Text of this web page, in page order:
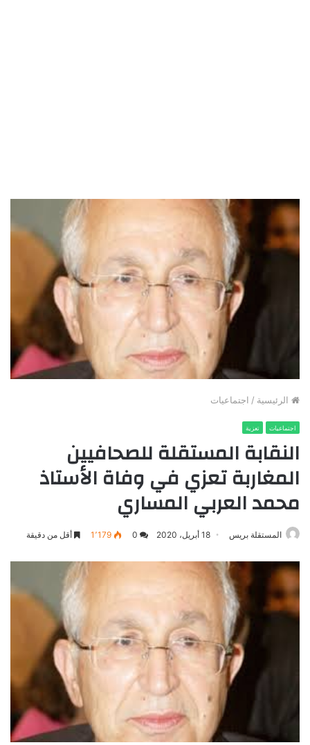
الرئيسية / اجتماعيات
اجتماعيات تعزية
النقابة المستقلة للصحافيين
المغاربة تعزي في وفاة الأستاذ
محمد العربي المساري
المستقلة بريس 18 أبريل، 2020 0 1٬179 أقل من دقيقة